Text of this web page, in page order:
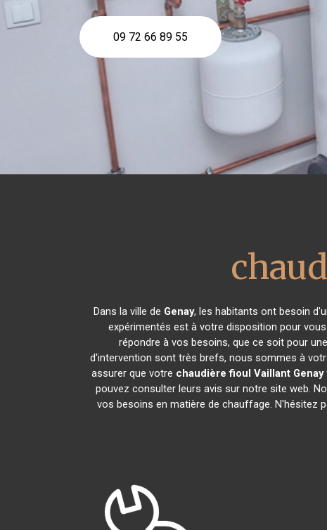
09 72 66 89 55
Dans la ville de Genay, les habitants ont besoin
expérimentés est à votre disposition pour
répondre à vos besoins, que ce soit pour
d'intervention sont très brefs, nous sommes à
assurer que votre chaudière fioul Vaillant Genay
pouvez consulter leurs avis sur notre site web.
vos besoins en matière de chauffage. N'hésitez